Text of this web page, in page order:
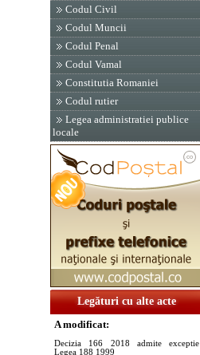
Codul Civil
Codul Muncii
Codul Penal
Codul Vamal
Constitutia Romaniei
Codul rutier
Legea administratiei publice
locale
Legături cu alte acte
A modificat:
Decizia 166 2018 admite exceptie
Legea 188 1999